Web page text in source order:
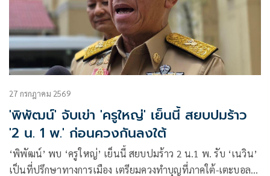
27 กรกฎาคม 2569
'พิพัฒน์' จับเข่า 'ครูใหญ่' เย็นนี้ สยบปมร้าว
'2 น. 1 พ.' ก่อนควงกันลงใต้
‘พิพัฒน์’ พบ ‘ครูใหญ่’ เย็นนี้ สยบปมร้าว 2 น.1 พ. รับ ‘เนวิน’
เป็นที่ปรึกษาทางการเมือง เตรียมควงทำบุญที่ภาคใต้-เตะบอล